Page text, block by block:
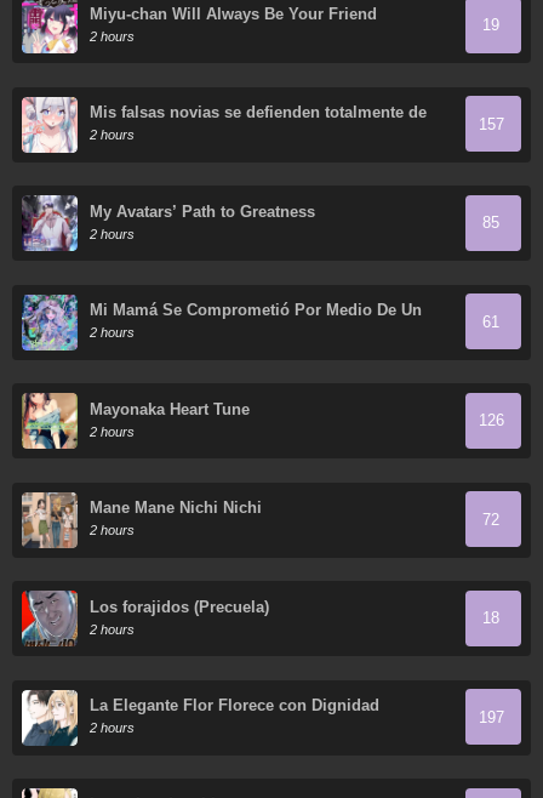
Miyu-chan Will Always Be Your Friend
2 hours
19
Mis falsas novias se defienden totalmente de
sus ataques.
2 hours
157
My Avatars’ Path to Greatness
2 hours
85
Mi Mamá Se Comprometió Por Medio De Un
Acuerdo
2 hours
61
Mayonaka Heart Tune
2 hours
126
Mane Mane Nichi Nichi
2 hours
72
Los forajidos (Precuela)
2 hours
18
La Elegante Flor Florece con Dignidad
2 hours
197